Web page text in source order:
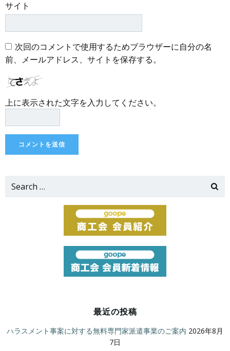
サイト
次回のコメントで使用するためブラウザーに自分の名
前、メールアドレス、サイトを保存する。
上に表示された文字を入力してください。
Search
最近の投稿
ハラスメント事案に対する無料専門家派遣事業のご案内 2026年8月
7日